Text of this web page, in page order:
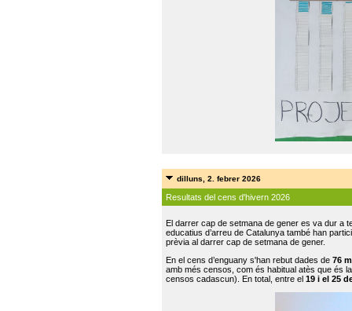
dilluns, 2. febrer 2026
Resultats del cens d'hivern 2026
El darrer cap de setmana de gener es va dur a
educatius d’arreu de Catalunya també han
prèvia al darrer cap de setmana de gener.
En el cens d’enguany s'han rebut dades de 76
amb més censos, com és habitual atès que és
censos cadascun). En total, entre el 19 i el 25